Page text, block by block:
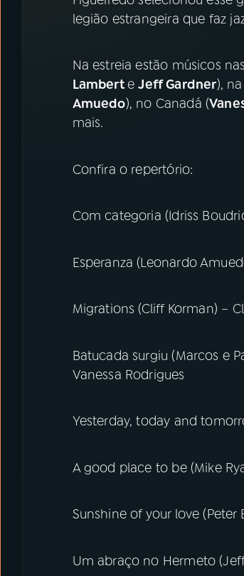
legião estrangeira que faz
Na estreia estão músicos
LamberteJeff Gardner),
Amuedo), no Canadá (
mais.
Confira o repertório:
Com categoria (Idriss
Esperanza (Leonardo
Migrations (Cliff Korman) –
Batucada surgiu (Marcos e
Vanessa Rodrigues
Yesterday, today and
A good place to be (Mike
Sunshine of your love
Um abraço no Hermeto